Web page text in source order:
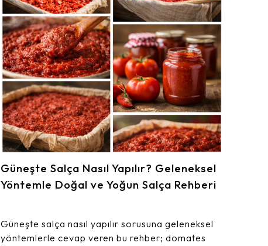
Güneşte Salça Nasıl Yapılır? Geleneksel
Yöntemle Doğal ve Yoğun Salça Rehberi
Güneşte salça nasıl yapılır sorusuna geleneksel
yöntemlerle cevap veren bu rehber; domates